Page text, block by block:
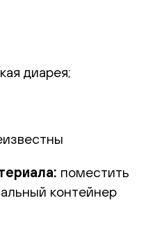
диарея;
поместить
контейнер